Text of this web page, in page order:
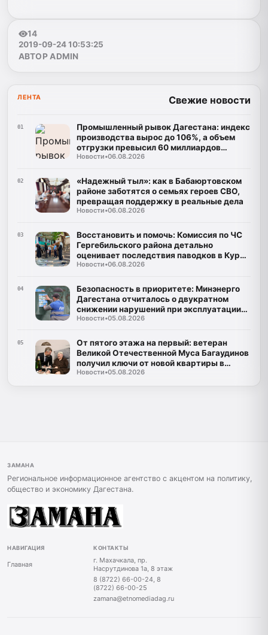
14
2019-09-24 10:53:25
АВТОР ADMIN
ЛЕНТА Свежие новости
01
Промышленный рывок Дагестана: индекс
производства вырос до 106%, а объем
отгрузки превысил 60 миллиардов
рублей
Новости•06.08.2026
02
«Надежный тыл»: как в Бабаюртовском
районе заботятся о семьях героев СВО,
превращая поддержку в реальные дела
Новости•06.08.2026
03
Восстановить и помочь: Комиссия по ЧС
Гергебильского района детально
оценивает последствия паводков в Курми
и Хвартикуни
Новости•06.08.2026
04
Безопасность в приоритете: Минэнерго
Дагестана отчиталось о двукратном
снижении нарушений при эксплуатации
газа
Новости•05.08.2026
05
От пятого этажа на первый: ветеран
Великой Отечественной Муса Багаудинов
получил ключи от новой квартиры в
Каспийске
Новости•05.08.2026
ЗАМАНА
Региональное информационное агентство с акцентом на политику,
общество и экономику Дагестана.
НАВИГАЦИЯ
Главная
КОНТАКТЫ
г. Махачкала, пр.
Насрутдинова 1а, 8 этаж
8 (8722) 66-00-24, 8
(8722) 66-00-25
zamana@etnomediadag.ru